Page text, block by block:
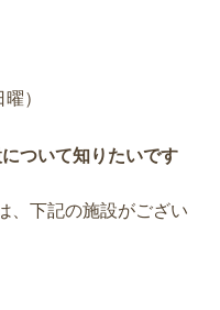
）
ついて知りたいです
下記の施設がござい